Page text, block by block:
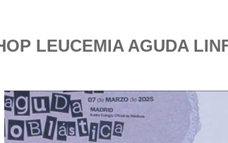
LEUCEMIA AGUDA